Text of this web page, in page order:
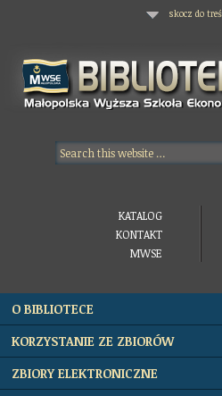
skocz do
KATALOG
KONTAKT
MWSE
O BIBLIOTECE
KORZYSTANIE ZE ZBIORÓW
ZBIORY ELEKTRONICZNE